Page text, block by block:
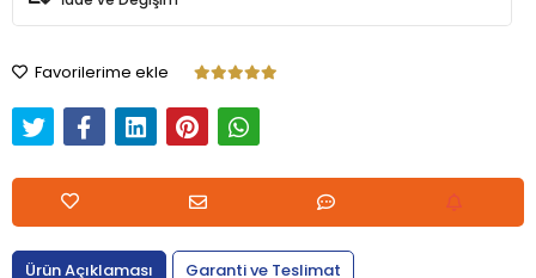
Favorilerime ekle
Ürün Açıklaması
Garanti ve Teslimat